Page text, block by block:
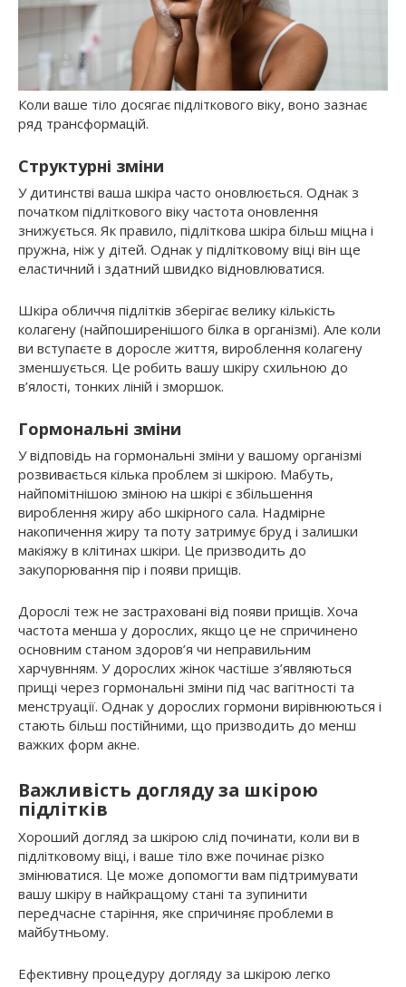
Коли ваше тіло досягає підліткового віку, воно зазнає
ряд трансформацій.
Структурні зміни
У дитинстві ваша шкіра часто оновлюється. Однак з
початком підліткового віку частота оновлення
знижується. Як правило, підліткова шкіра більш міцна і
пружна, ніж у дітей. Однак у підлітковому віці він ще
еластичний і здатний швидко відновлюватися.
Шкіра обличчя підлітків зберігає велику кількість
колагену (найпоширенішого білка в організмі). Але коли
ви вступаєте в доросле життя, вироблення колагену
зменшується. Це робить вашу шкіру схильною до
в’ялості, тонких ліній і зморшок.
Гормональні зміни
У відповідь на гормональні зміни у вашому організмі
розвивається кілька проблем зі шкірою. Мабуть,
найпомітнішою зміною на шкірі є збільшення
вироблення жиру або шкірного сала. Надмірне
накопичення жиру та поту затримує бруд і залишки
макіяжу в клітинах шкіри. Це призводить до
закупорювання пір і появи прищів.
Дорослі теж не застраховані від появи прищів. Хоча
частота менша у дорослих, якщо це не спричинено
основним станом здоров’я чи неправильним
харчувнням. У дорослих жінок частіше з’являються
прищі через гормональні зміни під час вагітності та
менструації. Однак у дорослих гормони вирівнюються і
стають більш постійними, що призводить до менш
важких форм акне.
Важливість догляду за шкірою
підлітків
Хороший догляд за шкірою слід починати, коли ви в
підлітковому віці, і ваше тіло вже починає різко
змінюватися. Це може допомогти вам підтримувати
вашу шкіру в найкращому стані та зупинити
передчасне старіння, яке спричиняє проблеми в
майбутньому.
Ефективну процедуру догляду за шкірою легко